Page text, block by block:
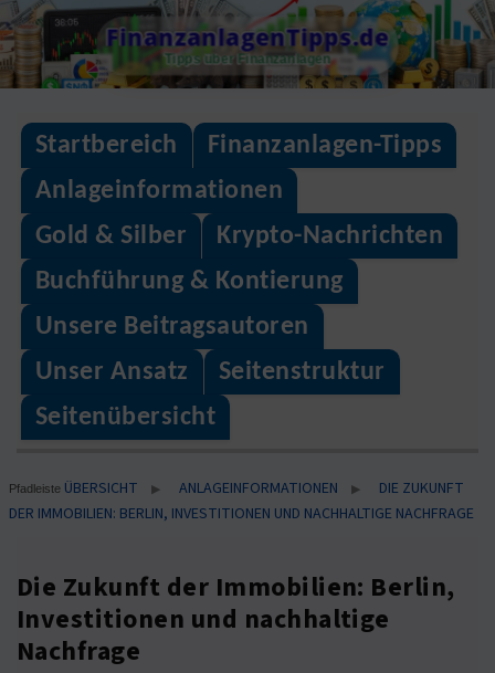
Skip
to
content
FinanzanlagenTipps.de
Tipps über Finanzanlagen
Startbereich
Finanzanlagen-Tipps
Anlageinformationen
Gold & Silber
Krypto-Nachrichten
Buchführung & Kontierung
Unsere Beitragsautoren
Unser Ansatz
Seitenstruktur
Seitenübersicht
Pfadleiste ÜBERSICHT ▶ ANLAGEINFORMATIONEN ▶
DIE ZUKUNFT
DER IMMOBILIEN: BERLIN, INVESTITIONEN UND NACHHALTIGE NACHFRAGE
Die Zukunft der Immobilien: Berlin,
Investitionen und nachhaltige
Nachfrage